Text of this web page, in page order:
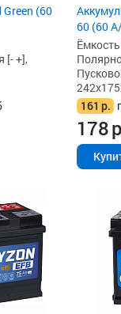
(60
[- +],
60 (60
161 р.
178